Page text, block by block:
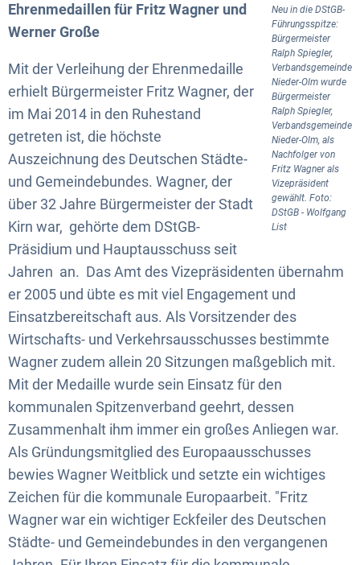
Neu in die DStGB-
Führungsspitze:
Bürgermeister
Ralph Spiegler,
Verbandsgemeinde
Nieder-Olm wurde
Bürgermeister
Ralph Spiegler,
Verbandsgemeinde
Nieder-Olm, als
Nachfolger von
Fritz Wagner als
Vizepräsident
gewählt. Foto:
DStGB - Wolfgang
List
Ehrenmedaillen für Fritz Wagner und
Werner Große
Mit der Verleihung der Ehrenmedaille
erhielt Bürgermeister Fritz Wagner, der
im Mai 2014 in den Ruhestand
getreten ist, die höchste
Auszeichnung des Deutschen Städte-
und Gemeindebundes. Wagner, der
über 32 Jahre Bürgermeister der Stadt
Kirn war, gehörte dem DStGB-
Präsidium und Hauptausschuss seit
Jahren an. Das Amt des Vizepräsidenten übernahm
er 2005 und übte es mit viel Engagement und
Einsatzbereitschaft aus. Als Vorsitzender des
Wirtschafts- und Verkehrsausschusses bestimmte
Wagner zudem allein 20 Sitzungen maßgeblich mit.
Mit der Medaille wurde sein Einsatz für den
kommunalen Spitzenverband geehrt, dessen
Zusammenhalt ihm immer ein großes Anliegen war.
Als Gründungsmitglied des Europaausschusses
bewies Wagner Weitblick und setzte ein wichtiges
Zeichen für die kommunale Europaarbeit. "Fritz
Wagner war ein wichtiger Eckfeiler des Deutschen
Städte- und Gemeindebundes in den vergangenen